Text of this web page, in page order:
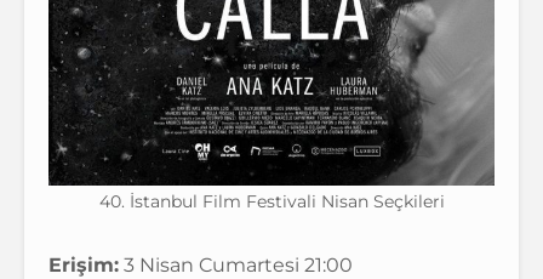
40. İstanbul Film Festivali Nisan Seçkileri
Erişim: 3 Nisan Cumartesi 21:00